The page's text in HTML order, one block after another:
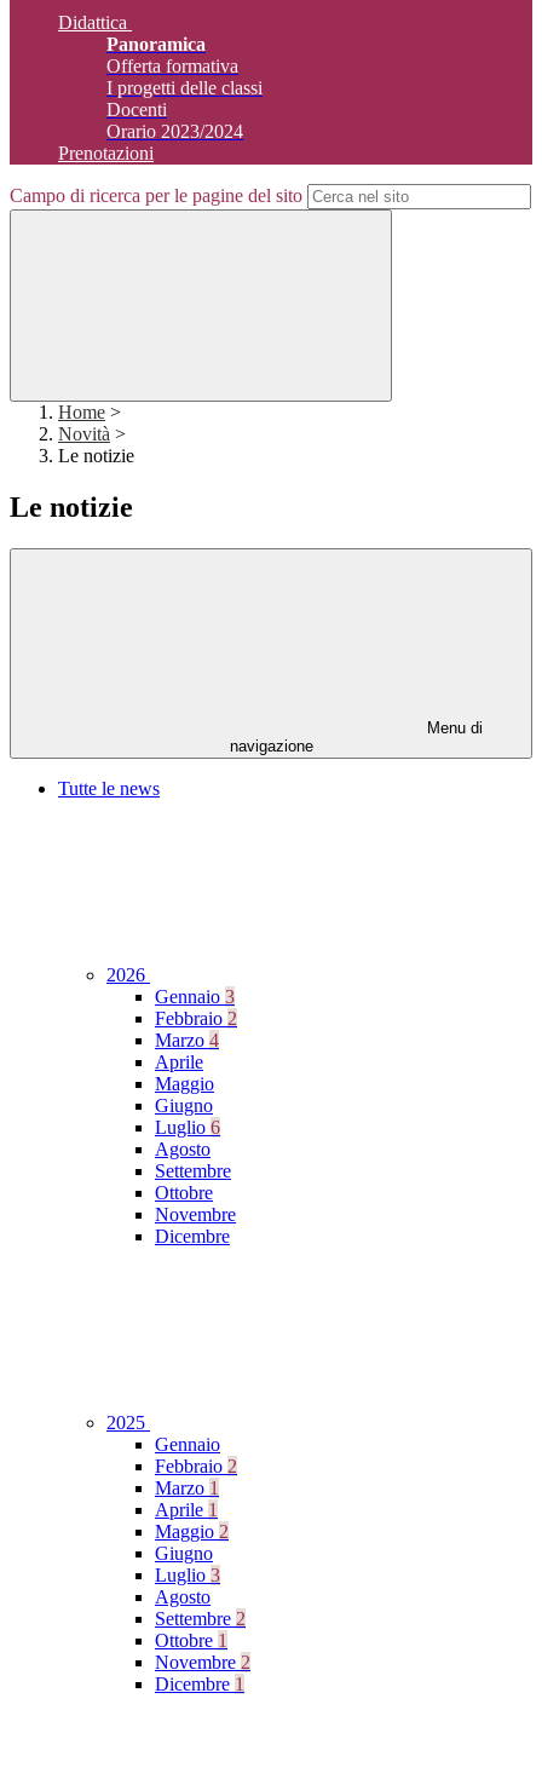
Didattica
Panoramica
Offerta formativa
I progetti delle classi
Docenti
Orario 2023/2024
Prenotazioni
Campo di ricerca per le pagine del sito
Home >
Novità >
Le notizie
Le notizie
Menu di
navigazione
Tutte le news
2026
Gennaio 3
Febbraio 2
Marzo 4
Aprile
Maggio
Giugno
Luglio 6
Agosto
Settembre
Ottobre
Novembre
Dicembre
2025
Gennaio
Febbraio 2
Marzo 1
Aprile 1
Maggio 2
Giugno
Luglio 3
Agosto
Settembre 2
Ottobre 1
Novembre 2
Dicembre 1